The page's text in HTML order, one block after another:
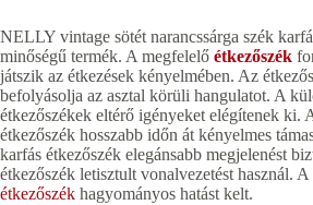
NELLY vintage sötét narancssárga szék
minőségű termék. A megfelelő étkezőszék
játszik az étkezések kényelmében. Az
befolyásolja az asztal körüli hangulatot. A
étkezőszékek eltérő igényeket elégítenek ki.
étkezőszék hosszabb időn át kényelmes
karfás étkezőszék elegánsabb megjelenést
étkezőszék letisztult vonalvezetést használ. A
étkezőszék hagyományos hatást kelt.